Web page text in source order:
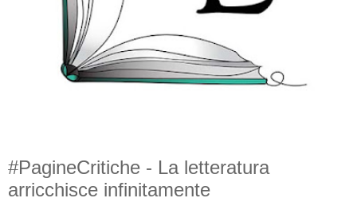
#PagineCritiche - La letteratura
arricchisce infinitamente